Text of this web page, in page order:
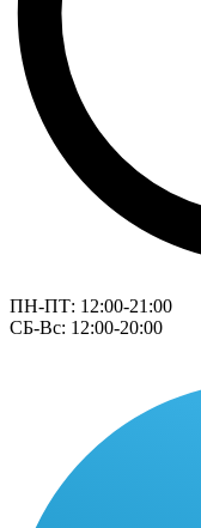
ПН-ПТ: 12:00-21:00
СБ-Вс: 12:00-20:00